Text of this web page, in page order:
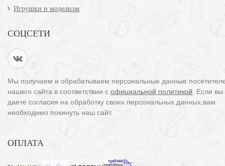
Игрушки и моделизм
СОЦСЕТИ
Мы получаем и обрабатываем персональные данные
нашего сайта в соответствии с официальной политикой . Если
даете согласия на обработку своих персональных данных,вам
необходимо покинуть наш сайт.
ОПЛАТА